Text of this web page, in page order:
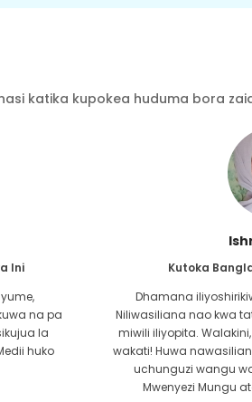
katika kupokea huduma bora
Ini
na pa
la
huko
Kutoka
Dhamana
Niliwasiliana nao kwa
miwili iliyopita.
wakati! Huwa
uchunguzi wangu
Mwenyezi Mungu